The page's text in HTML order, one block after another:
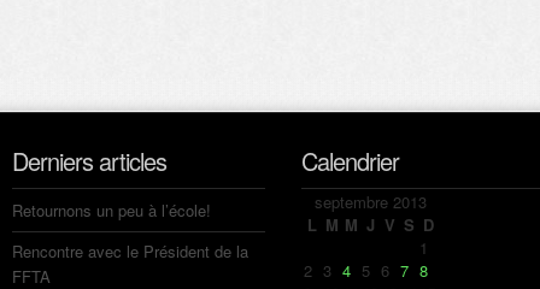
Derniers articles
Retournons un peu à l’école!
Rencontre avec le Président de la
FFTA
Calendrier
septembre 2013
L M M J V S D
1
2 3 4 5 6 7 8